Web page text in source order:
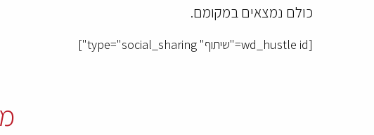
כולם נמצאים במקומם.
[wd_hustle id="שיתוף" type="social_sharing"]